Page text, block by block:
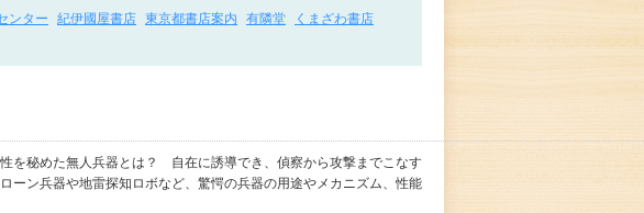
ンター 紀伊國屋書店 東京都書店案内 有隣堂
くまざわ書店
を秘めた無人兵器とは？ 自在に誘導でき、偵察から攻撃までこなす
ーン兵器や地雷探知ロボなど、驚愕の兵器の用途やメカニズム、性能